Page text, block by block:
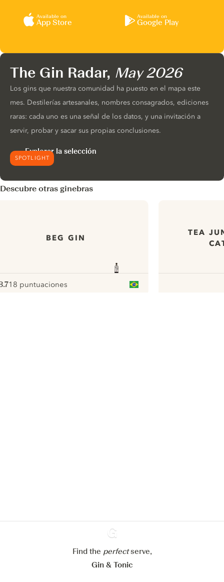
Available on
App Store
Available on
Google Play
SPOTLIGHT
The Gin Radar, May 2026
Los gins que nuestra comunidad ha puesto en el mapa este
mes. Destilerías artesanales, nombres consagrados, ediciones
raras: cada uno es una señal de los datos, y una invitación a
servir, probar y sacar sus propias conclusiones.
Explorar la selección
Descubre otras ginebras
BEG GIN
pour
18 puntuaciones
TEA
Ginventory
Find the perfectserve,
Gin & Tonic